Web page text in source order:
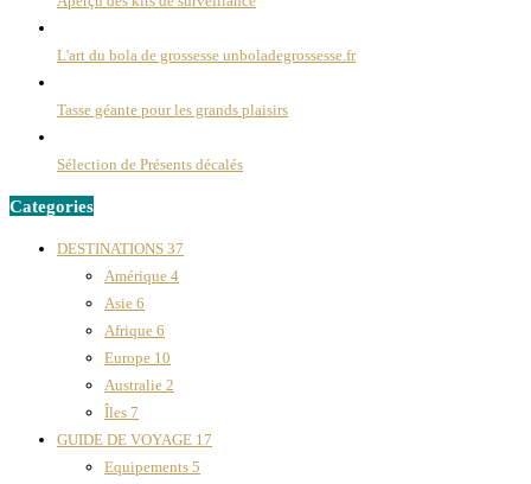
L'art du bola de grossesse unboladegrossesse.fr
Tasse géante pour les grands plaisirs
Sélection de Présents décalés
Categories
DESTINATIONS 37
Amérique 4
Asie 6
Afrique 6
Europe 10
Australie 2
Îles 7
GUIDE DE VOYAGE 17
Equipements 5